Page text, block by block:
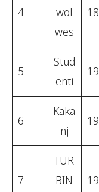
4
wol
wes
18
5
Stud
enti
19
6
Kaka
nj
19
7
TUR
BIN
19